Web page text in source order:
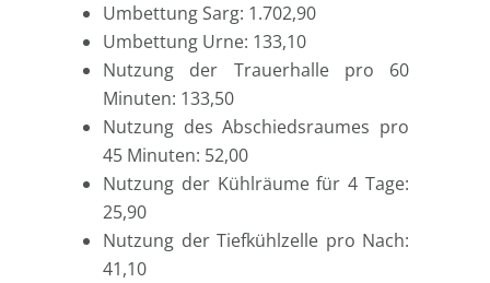
Umbettung Sarg: 1.702,90
Umbettung Urne: 133,10
Nutzung der Trauerhalle pro 60
Minuten: 133,50
Nutzung des Abschiedsraumes pro
45 Minuten: 52,00
Nutzung der Kühlräume für 4 Tage:
25,90
Nutzung der Tiefkühlzelle pro Nach:
41,10